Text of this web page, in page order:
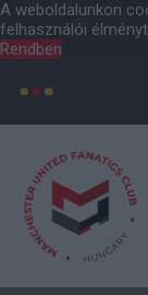
A weboldalunkon
felhasználói
Rendben